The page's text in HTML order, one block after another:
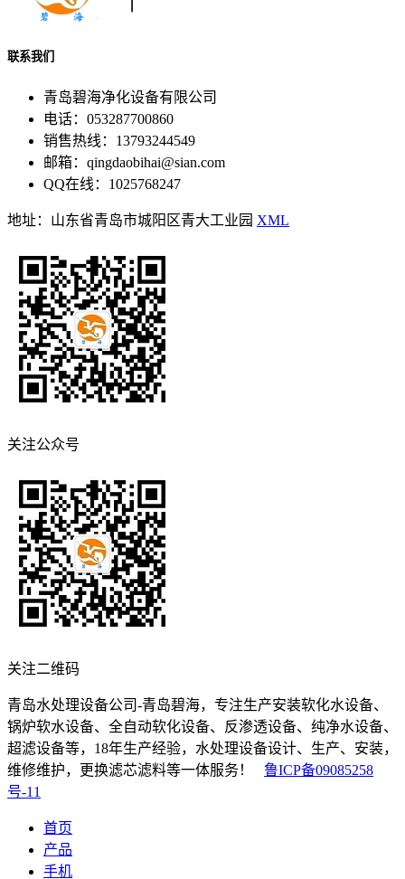
联系我们
青岛碧海净化设备有限公司
电话：053287700860
销售热线：13793244549
邮箱：qingdaobihai@sian.com
QQ在线：1025768247
地址：山东省青岛市城阳区青大工业园 XML
关注公众号
关注二维码
青岛水处理设备公司-青岛碧海，专注生产安装软化水设备、
锅炉软水设备、全自动软化设备、反渗透设备、纯净水设备、
超滤设备等，18年生产经验，水处理设备设计、生产、安装，
维修维护，更换滤芯滤料等一体服务！ 鲁ICP备09085258
号-11
首页
产品
手机